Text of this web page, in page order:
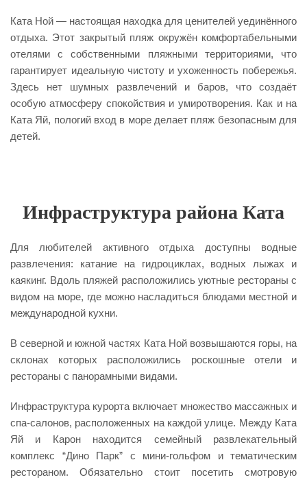
Ката Ной — настоящая находка для ценителей уединённого
отдыха. Этот закрытый пляж окружён комфортабельными
отелями с собственными пляжными территориями, что
гарантирует идеальную чистоту и ухоженность побережья.
Здесь нет шумных развлечений и баров, что создаёт
особую атмосферу спокойствия и умиротворения. Как и на
Ката Яй, пологий вход в море делает пляж безопасным для
детей.
Инфраструктура района Ката
Для любителей активного отдыха доступны водные
развлечения: катание на гидроциклах, водных лыжах и
каякинг. Вдоль пляжей расположились уютные рестораны с
видом на море, где можно насладиться блюдами местной и
международной кухни.
В северной и южной частях Ката Ной возвышаются горы, на
склонах которых расположились роскошные отели и
рестораны с панорамными видами.
Инфраструктура курорта включает множество массажных и
спа-салонов, расположенных на каждой улице. Между Ката
Яй и Карон находится семейный развлекательный
комплекс “Дино Парк” с мини-гольфом и тематическим
рестораном. Обязательно стоит посетить смотровую